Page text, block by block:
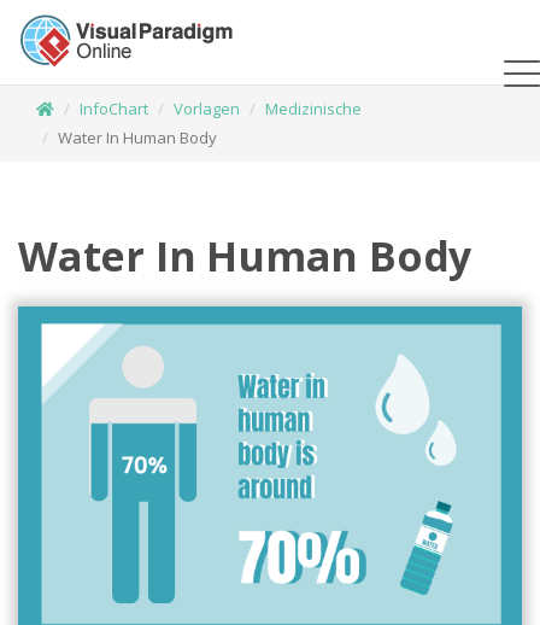
InfoChart Vorlagen
Medizinische
Water In Human Body
Water In Human Body